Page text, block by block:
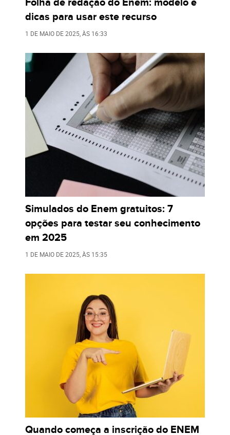
dicas para usar este recurso
1 DE MAIO DE 2025 , ÀS 16:33
Simulados do Enem gratuitos: 7
opções para testar seu conhecimento
em 2025
1 DE MAIO DE 2025 , ÀS 15:35
Quando começa a inscrição do ENEM